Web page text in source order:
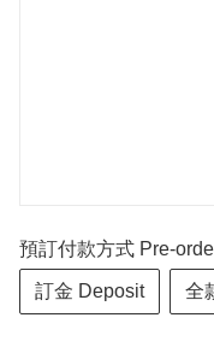
預訂付款方式 Pre-
訂金 Deposit 全